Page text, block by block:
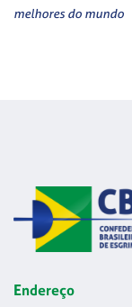
melhores do mundo
Endereço